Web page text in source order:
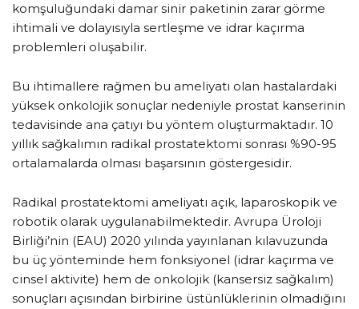
komşuluğundaki damar sinir paketinin zarar görme
ihtimali ve dolayısıyla sertleşme ve idrar kaçırma
problemleri oluşabilir.
Bu ihtimallere rağmen bu ameliyatı olan hastalardaki
yüksek onkolojik sonuçlar nedeniyle prostat kanserinin
tedavisinde ana çatıyı bu yöntem oluşturmaktadır. 10
yıllık sağkalımın radikal prostatektomi sonrası %90-95
ortalamalarda olması başarsının göstergesidir.
Radikal prostatektomi ameliyatı açık, laparoskopik ve
robotik olarak uygulanabilmektedir. Avrupa Üroloji
Birliği’nin (EAU) 2020 yılında yayınlanan kılavuzunda
bu üç yönteminde hem fonksiyonel (idrar kaçırma ve
cinsel aktivite) hem de onkolojik (kansersiz sağkalım)
sonuçları açısından birbirine üstünlüklerinin olmadığını